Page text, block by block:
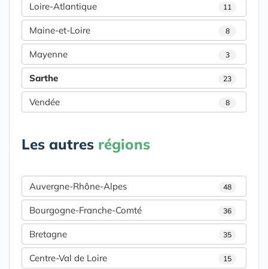
Loire-Atlantique 11
Maine-et-Loire 8
Mayenne 3
Sarthe 23
Vendée 8
Les autres régions
Auvergne-Rhône-Alpes 48
Bourgogne-Franche-Comté 36
Bretagne 35
Centre-Val de Loire 15